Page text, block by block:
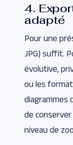
4.
adapté
Pour une
JPG) suffit.
évolutive,
ou les
diagrammes
de
niveau de